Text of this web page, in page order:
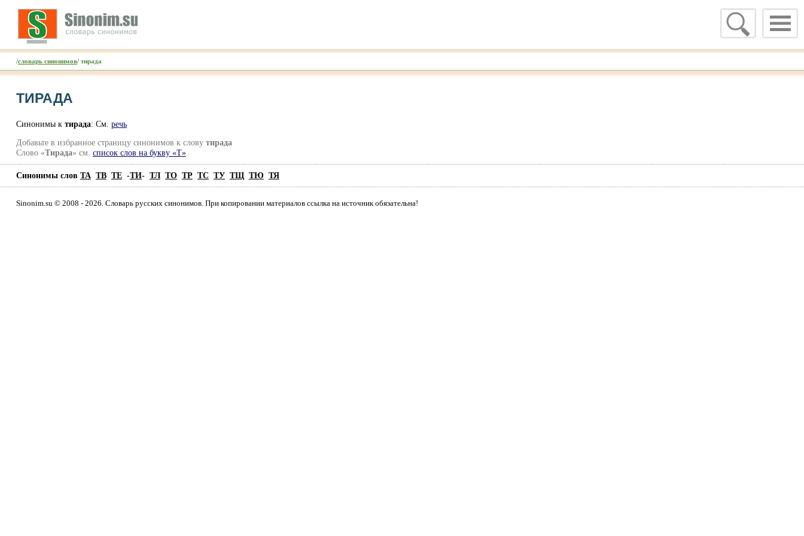
/словарь синонимов/ тирада
ТИРАДА
Синонимы к тирада: Cм. речь
Добавьте в избранное страницу синонимов к слову тирада
Слово «Тирада» см. список слов на букву «Т»
Синонимы слов ТА ТВ ТЕ-ТИ- ТЛ ТО ТР ТС ТУ ТЩ ТЮ ТЯ
Sinonim.su © 2008 - 2026. Словарь русских синонимов. При копировании материалов ссылка на источник обязательна!